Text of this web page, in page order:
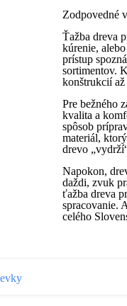
Zodpovedné
Ťažba dreva
kúrenie,
prístup
sortimentov.
konštrukcií
Pre bežného
kvalita a
spôsob
materiál,
drevo
Napokon,
daždi, zvuk
ťažba dreva
spracovanie.
celého